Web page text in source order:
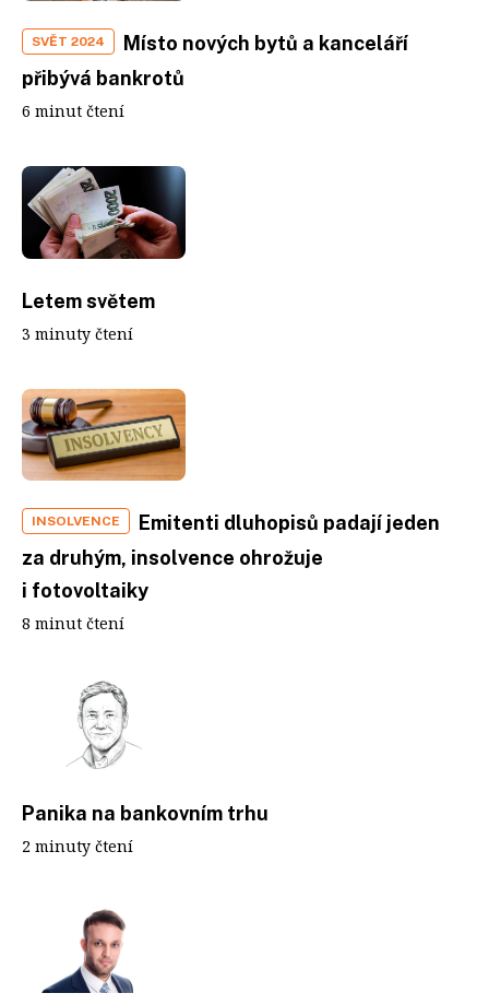
SVĚT 2024
Místo nových bytů a kanceláří
přibývá bankrotů
6 minut čtení
Letem světem
3 minuty čtení
INSOLVENCE
Emitenti dluhopisů padají jeden
za druhým, insolvence ohrožuje
i fotovoltaiky
8 minut čtení
Panika na bankovním trhu
2 minuty čtení